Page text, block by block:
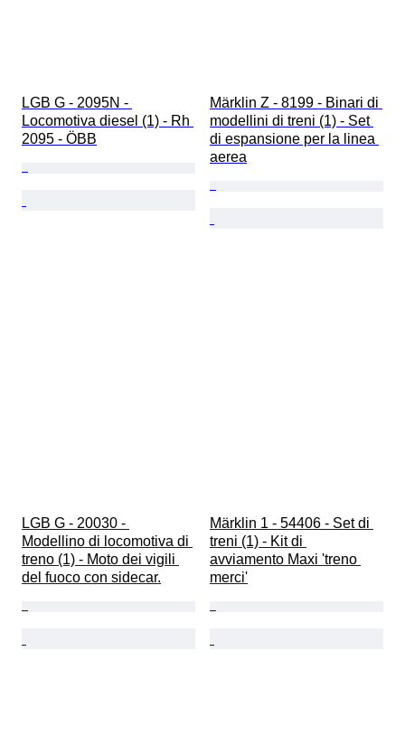
LGB G - 2095N -
Locomotiva diesel (1) - Rh
2095 - ÖBB
Märklin Z - 8199 - Binari di
modellini di treni (1) - Set
di espansione per la linea
aerea
LGB G - 20030 -
Modellino di locomotiva di
treno (1) - Moto dei vigili
del fuoco con sidecar.
Märklin 1 - 54406 - Set di
treni (1) - Kit di
avviamento Maxi 'treno
merci'